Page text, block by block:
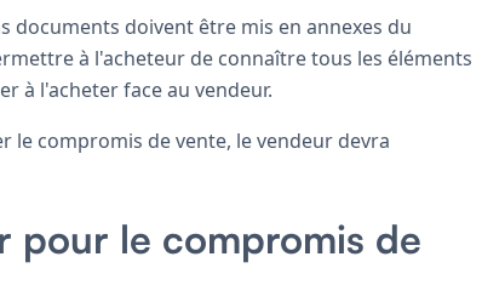
documents doivent être mis en annexes du
à l'acheteur de connaître tous les éléments
à l'acheter face au vendeur.
le compromis de vente, le vendeur devra
pour le compromis de